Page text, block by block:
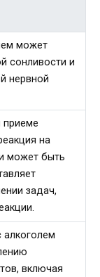
может
сонливости и
нервной
приеме
на
может быть
задач,
алкоголем
включая